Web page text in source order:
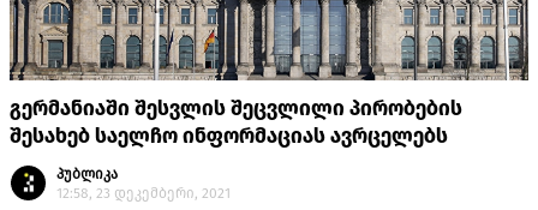
გერმანიაში შესვლის შეცვლილი პირობების
შესახებ საელჩო ინფორმაციას ავრცელებს
პუბლიკა
12:58, 23 დეკემბერი, 2021